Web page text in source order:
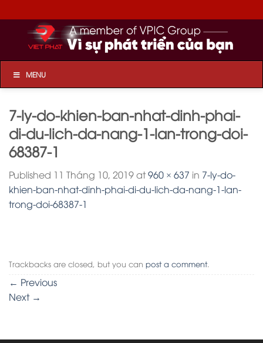
to
content
MENU
7-ly-do-khien-ban-nhat-dinh-phai-
di-du-lich-da-nang-1-lan-trong-doi-
68387-1
Published 11 Tháng 10, 2019at960 × 637 in 7-ly-do-
khien-ban-nhat-dinh-phai-di-du-lich-da-nang-1-lan-
trong-doi-68387-1
Trackbacks are closed, but you can post a comment.
← Previous
Next →